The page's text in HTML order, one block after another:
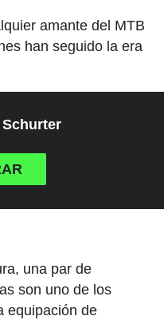
amante del MTB
han seguido la era
una par de
son uno de los
equipación de